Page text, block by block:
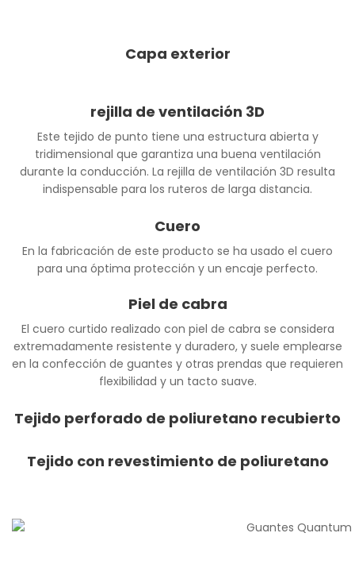
Capa exterior
rejilla de ventilación 3D
Este tejido de punto tiene una estructura abierta y
tridimensional que garantiza una buena ventilación
durante la conducción. La rejilla de ventilación 3D resulta
indispensable para los ruteros de larga distancia.
Cuero
En la fabricación de este producto se ha usado el cuero
para una óptima protección y un encaje perfecto.
Piel de cabra
El cuero curtido realizado con piel de cabra se considera
extremadamente resistente y duradero, y suele emplearse
en la confección de guantes y otras prendas que requieren
flexibilidad y un tacto suave.
Tejido perforado de poliuretano recubierto
Tejido con revestimiento de poliuretano